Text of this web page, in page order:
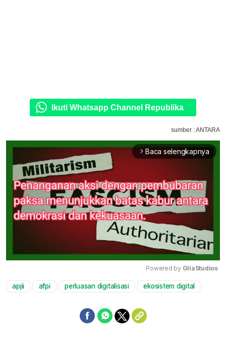
Ikuti Whatsapp Channel Republika
sumber : ANTARA
arrow_forward_ios Baca selengkapnya
Mute
Powered by GliaStudios
apjii afpi perluasan digitalisasi ekosistem digital